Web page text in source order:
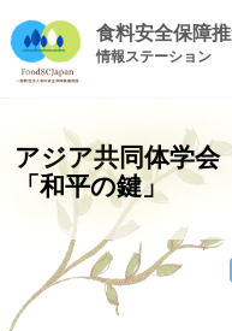
食料安全保障
情報ステーション
アジア共同体学
「和平の鍵」